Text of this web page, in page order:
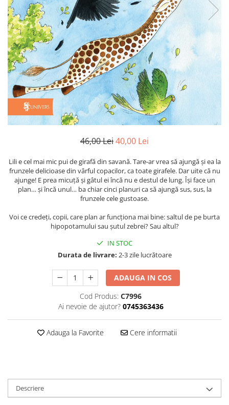
Povești
Reviste
Știință si natură
Vârstă
0-2 ani
10+ ani
14+ ani
2-5 ani
5-7 ani
toate vârstele
Editura Univers
Cera
Editura Arthur
Editura Cartea Copiilor
Editura Cartemma
Editura Frontiera
Editura Gama
Editura Lizuka Educativ
Editura Nemira
46,00 Lei40,00 Lei
Lili e cel mai mic pui de girafă din savană. Tare-ar vrea să ajungă și ea la
frunzele delicioase din vârful copacilor, ca toate girafele. Dar uite că nu
ajunge! E prea micuță și gâtul ei încă nu e destul de lung. Își face un
plan… și încă unul… ba chiar cinci planuri ca să ajungă sus, sus, la
frunzele cele gustoase.
Voi ce credeți, copii, care plan ar funcționa mai bine: saltul de pe burta
hipopotamului sau șutul zebrei? Sau altul?
IN STOC
Durata de livrare: 2-3 zile lucrătoare
ADAUGA IN COS
Cod Produs: C7996
Ai nevoie de ajutor? 0745363436
Adauga la Favorite Cere informatii
Descriere